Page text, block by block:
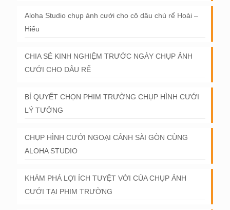
Aloha Studio chụp ảnh cưới cho cô dâu chú rể Hoài –
Hiếu
CHIA SẺ KINH NGHIỆM TRƯỚC NGÀY CHỤP ẢNH
CƯỚI CHO DÂU RỂ
BÍ QUYẾT CHỌN PHIM TRƯỜNG CHỤP HÌNH CƯỚI
LÝ TƯỞNG
CHỤP HÌNH CƯỚI NGOẠI CẢNH SÀI GÒN CÙNG
ALOHA STUDIO
KHÁM PHÁ LỢI ÍCH TUYỆT VỜI CỦA CHỤP ẢNH
CƯỚI TẠI PHIM TRƯỜNG